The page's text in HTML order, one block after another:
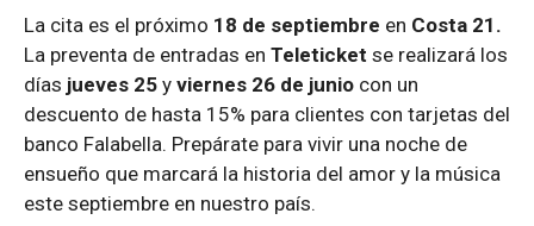
La cita es el próximo 18 de septiembre en Costa 21.
La preventa de entradas en Teleticket se realizará los
días jueves 25 y viernes 26 de junio con un
descuento de hasta 15% para clientes con tarjetas del
banco Falabella. Prepárate para vivir una noche de
ensueño que marcará la historia del amor y la música
este septiembre en nuestro país.